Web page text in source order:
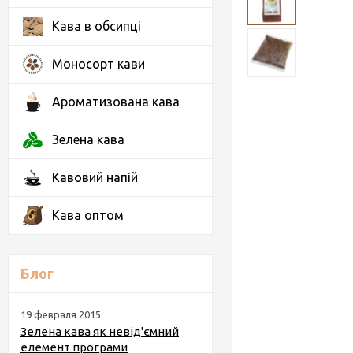
Кава в обсипці
Моносорт кави
Ароматизована кава
Зелена кава
Кавовий напій
Кава оптом
Блог
19 февраля 2015
Зелена кава як невід'ємний
елемент програми